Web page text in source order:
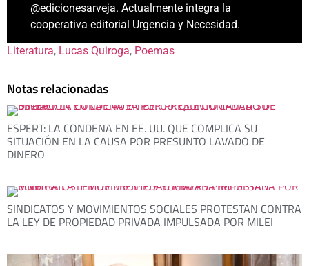
@edicionesarveja. Actualmente integra la
cooperativa editorial Urgencia y Necesidad.
Literatura, Lucas Quiroga, Poemas
Notas relacionadas
ESPERT: LA CONDENA EN EE. UU. QUE COMPLICA SU
SITUACIÓN EN LA CAUSA POR PRESUNTO LAVADO DE
DINERO
SINDICATOS Y MOVIMIENTOS SOCIALES PROTESTAN CONTRA
LA LEY DE PROPIEDAD PRIVADA IMPULSADA POR MILEI